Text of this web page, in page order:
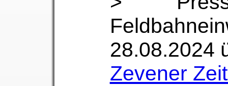
28.08.2024
Zevener